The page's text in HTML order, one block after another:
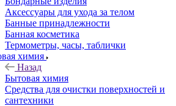
Аксеcсуары для ухода за телом
Банные принадлежности
Банная косметика
Термометры, часы, таблички
химия
Назад
Бытовая химия
Средства для очистки поверхностей и
сантехники